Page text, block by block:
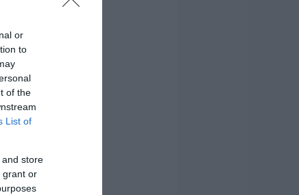
or
to
of the
List of
store
grant or